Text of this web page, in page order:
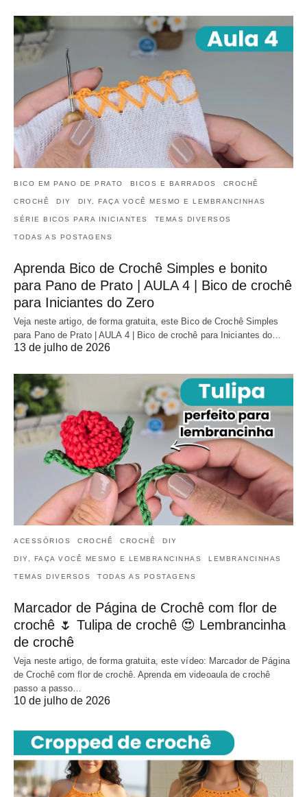
BICO EM PANO DE PRATO BICOS E BARRADOS CROCHÊ
CROCHÊ DIY DIY, FAÇA VOCÊ MESMO E LEMBRANCINHAS
SÉRIE BICOS PARA INICIANTES TEMAS DIVERSOS
TODAS AS POSTAGENS
Aprenda Bico de Crochê Simples e bonito
para Pano de Prato | AULA 4 | Bico de crochê
para Iniciantes do Zero
Veja neste artigo, de forma gratuita, este Bico de Crochê Simples
para Pano de Prato | AULA 4 | Bico de crochê para Iniciantes do…
13 de julho de 2026
ACESSÓRIOS CROCHÊ CROCHÊ DIY
DIY, FAÇA VOCÊ MESMO E LEMBRANCINHAS LEMBRANCINHAS
TEMAS DIVERSOS TODAS AS POSTAGENS
Marcador de Página de Crochê com flor de
crochê 🌷 Tulipa de crochê 😍 Lembrancinha
de crochê
Veja neste artigo, de forma gratuita, este vídeo: Marcador de Página
de Crochê com flor de crochê. Aprenda em videoaula de crochê
passo a passo…
10 de julho de 2026